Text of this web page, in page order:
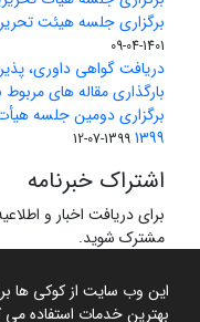
این وب سایت از کوکی ها
بهترین خدمات استفاده می
برگزاری جلسه هیئت
1401-04-09
دریافت گواهی داوری،
بارگذاری مقاله های مربوط به سال
برگزاری دومین جلسه
1399
1399-07-12
اشتراک خبرنامه
برای دریافت اخبار و
مشترک شوید.